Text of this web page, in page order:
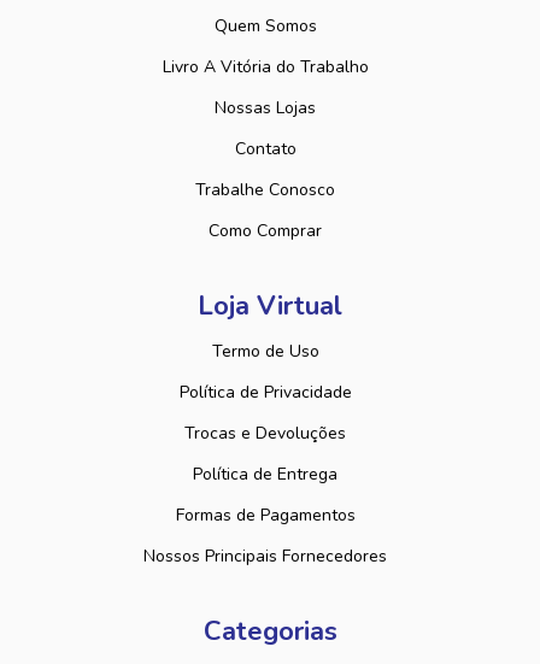
Quem Somos
Livro A Vitória do Trabalho
Nossas Lojas
Contato
Trabalhe Conosco
Como Comprar
Loja Virtual
Termo de Uso
Política de Privacidade
Trocas e Devoluções
Política de Entrega
Formas de Pagamentos
Nossos Principais Fornecedores
Categorias